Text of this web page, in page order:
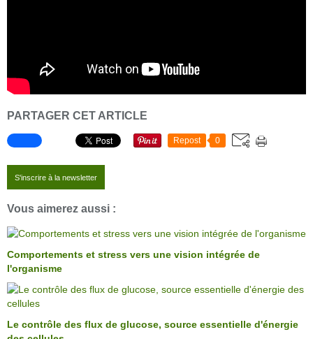
PARTAGER CET ARTICLE
Repost 0
S'inscrire à la newsletter
Vous aimerez aussi :
Comportements et stress vers une vision intégrée de
l'organisme
Le contrôle des flux de glucose, source essentielle d'énergie